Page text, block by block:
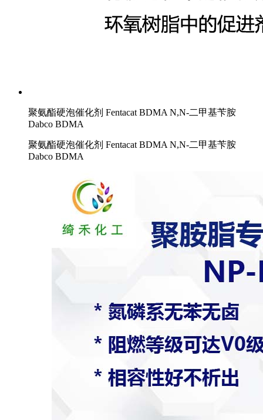
聚氨酯硬泡催化剂 Fentacat BDMA N,N-二甲基苄胺
Dabco BDMA
聚氨酯硬泡催化剂 Fentacat BDMA N,N-二甲基苄胺
Dabco BDMA